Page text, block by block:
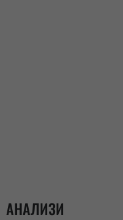
АНАЛИЗИ